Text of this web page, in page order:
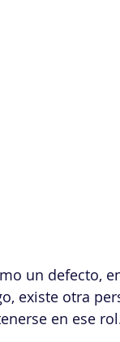
un defecto,
existe otra
en ese